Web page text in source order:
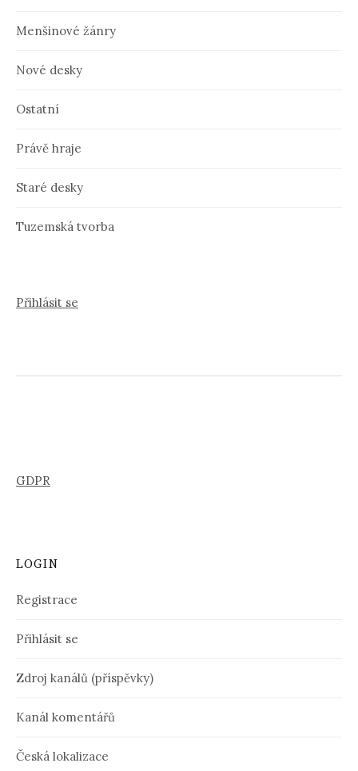
Menšinové žánry
Nové desky
Ostatní
Právě hraje
Staré desky
Tuzemská tvorba
Přihlásit se
GDPR
LOGIN
Registrace
Přihlásit se
Zdroj kanálů (příspěvky)
Kanál komentářů
Česká lokalizace